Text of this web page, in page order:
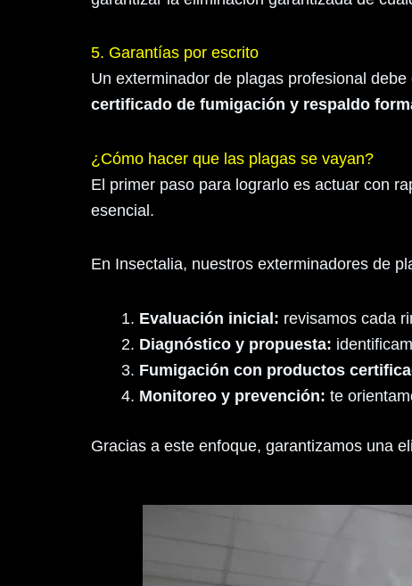
5. Garantías por escrito
Un exterminador de plagas profesional
certificado de fumigación y respaldo
¿Cómo hacer que las plagas se vayan?
El primer paso para lograrlo es actuar con
esencial.
En Insectalia, nuestros exterminadores de
Evaluación inicial: revisamos cada
Diagnóstico y propuesta:
Fumigación con productos
Monitoreo y prevención: te
Gracias a este enfoque, garantizamos una